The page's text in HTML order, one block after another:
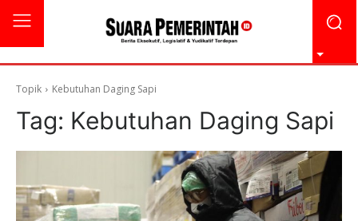
Topik Kebutuhan Daging Sapi
Tag: Kebutuhan Daging Sapi